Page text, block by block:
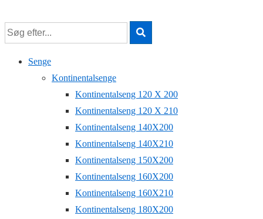
Hop
til
hovedindhold
Senge
Kontinentalsenge
Kontinentalseng 120 X 200
Kontinentalseng 120 X 210
Kontinentalseng 140X200
Kontinentalseng 140X210
Kontinentalseng 150X200
Kontinentalseng 160X200
Kontinentalseng 160X210
Kontinentalseng 180X200